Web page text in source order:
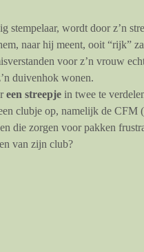
stempelaar, wordt door z’n
naar hij meent, ooit “rijk”
voor z’n vrouw
duivenhok wonen.
een streepje in twee te
clubje op, namelijk de
die zorgen voor pakken
van zijn club?